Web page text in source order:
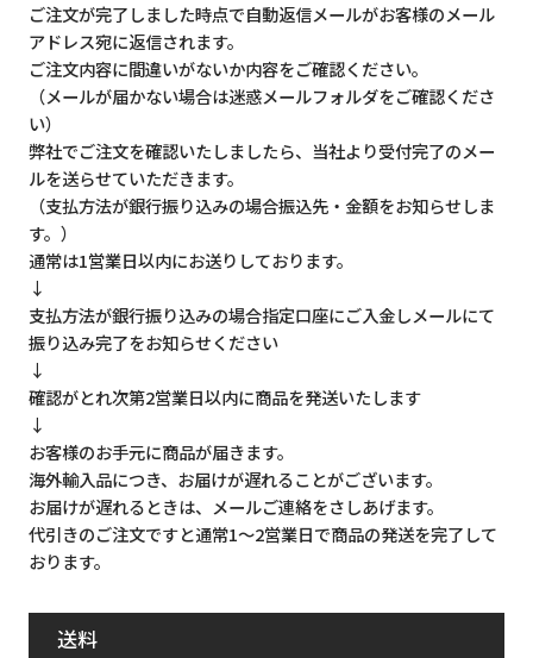
ご注文が完了しました時点で自動返信メールがお客様のメール
アドレス宛に返信されます。
ご注文内容に間違いがないか内容をご確認ください。
（メールが届かない場合は迷惑メールフォルダをご確認くださ
い）
弊社でご注文を確認いたしましたら、当社より受付完了のメー
ルを送らせていただきます。
（支払方法が銀行振り込みの場合振込先・金額をお知らせしま
す。）
通常は1営業日以内にお送りしております。
↓
支払方法が銀行振り込みの場合指定口座にご入金しメールにて
振り込み完了をお知らせください
↓
確認がとれ次第2営業日以内に商品を発送いたします
↓
お客様のお手元に商品が届きます。
海外輸入品につき、お届けが遅れることがございます。
お届けが遅れるときは、メールご連絡をさしあげます。
代引きのご注文ですと通常1～2営業日で商品の発送を完了して
おります。
送料